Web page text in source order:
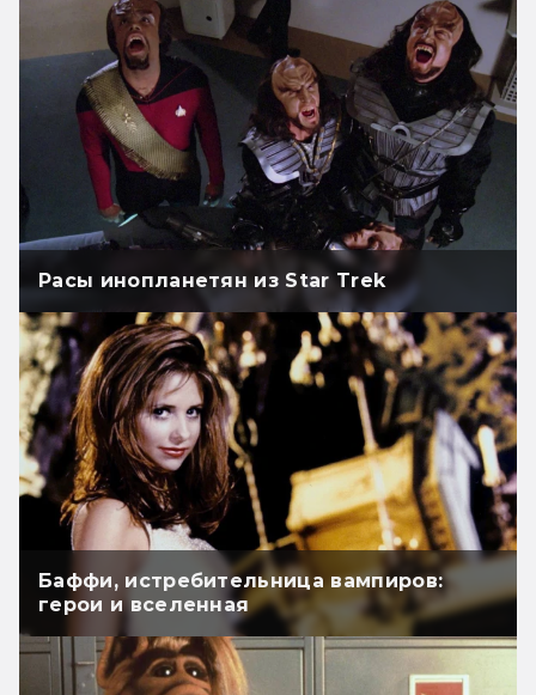
Расы инопланетян из Star Trek
Баффи, истребительница вампиров:
герои и вселенная